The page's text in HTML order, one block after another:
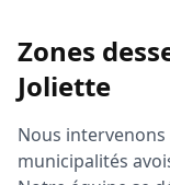
Zones
Joliette
Nous intervenons
municipalités